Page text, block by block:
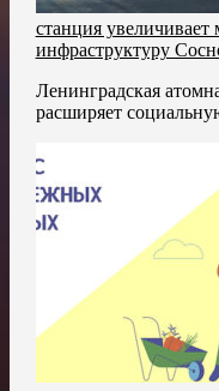
станция
инфраструктуру
Ленинградская
расширяет